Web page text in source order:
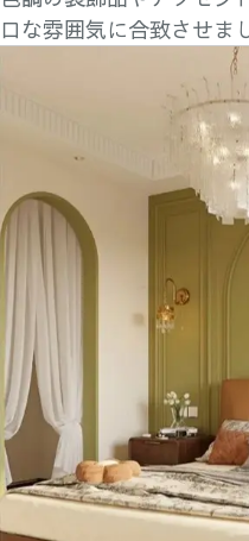
ロな雰囲気に合致させま